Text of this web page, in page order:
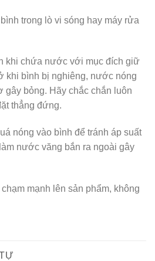
trong lò vi sóng hay máy rửa
khi chứa nước với mục đích giữ
khi bình bị nghiêng, nước nóng
gây bỏng. Hãy chắc chắn luôn
thẳng đứng.
nóng vào bình để tránh áp suất
nước văng bắn ra ngoài gây
mạnh lên sản phẩm, không